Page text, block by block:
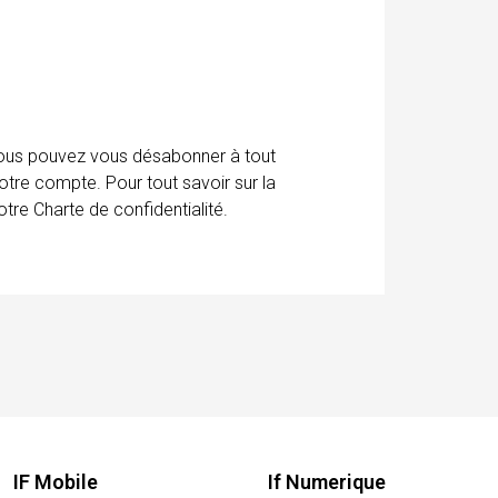
pouvez vous désabonner à tout
compte. Pour tout savoir sur la
Charte de confidentialité.
IF Mobile If Numerique